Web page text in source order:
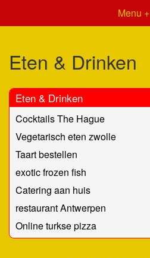
Menu +
Eten & Drinken
Eten & Drinken
Cocktails The Hague
Vegetarisch eten zwolle
Taart bestellen
exotic frozen fish
Catering aan huis
restaurant Antwerpen
Online turkse pizza